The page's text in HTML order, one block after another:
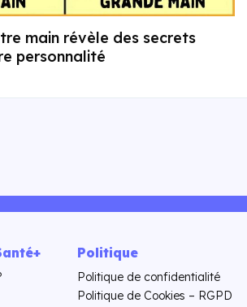
main révèle des secrets
personnalité
Politique
Politique de confidentialité
Politique de Cookies – RGPD